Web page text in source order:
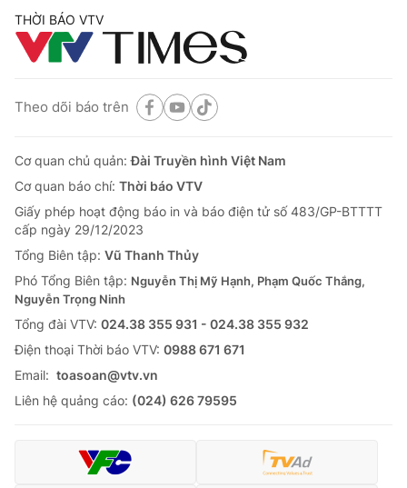
THỜI BÁO VTV
Theo dõi báo trên
Cơ quan chủ quản:Đài Truyền hình Việt Nam
Cơ quan báo chí: Thời báo VTV
Giấy phép hoạt động báo in và báo điện tử số 483/GP-BTTTT
cấp ngày 29/12/2023
Tổng Biên tập: Vũ Thanh Thủy
Phó Tổng Biên tập: Nguyễn Thị Mỹ Hạnh, Phạm Quốc Thắng,
Nguyễn Trọng Ninh
Tổng đài VTV: 024.38 355 931 - 024.38 355 932
Ðiện thoại Thời báo VTV: 0988 671 671
Email: toasoan@vtv.vn
Liên hệ quảng cáo: (024) 626 79595